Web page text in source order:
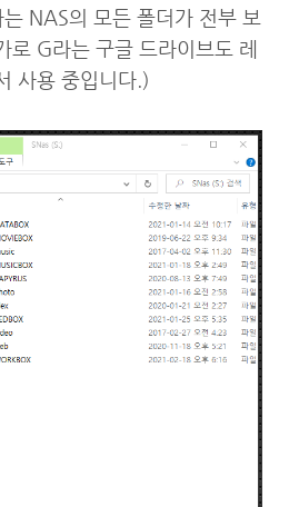
NAS의 모든 폴더가 전부 보
로 G라는 구글 드라이브도 레
사용 중입니다.)